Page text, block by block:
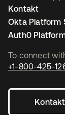
To connect
+1-800-425-
Kontakt
Kontakt
Okta Platform
Auth0